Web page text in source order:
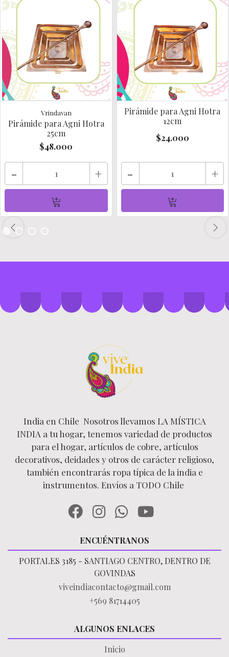
Vrindavan
Pirámide para Agni Hotra
25cm
$48.000
- +
Pirámide para Agni Hotra
12cm
$24.000
- +
India en Chile Nosotros llevamos LA MÍSTICA
INDIA a tu hogar, tenemos variedad de productos
para el hogar, artículos de cobre, artículos
decorativos, deidades y otros de carácter religioso,
también encontrarás ropa típica de la india e
instrumentos. Envíos a TODO Chile
ENCUÉNTRANOS
PORTALES 3185 - SANTIAGO CENTRO, DENTRO DE
GOVINDAS
viveindiacontacto@gmail.com
+569 81714405
ALGUNOS ENLACES
Inicio